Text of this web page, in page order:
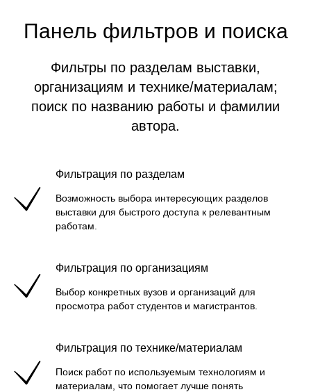
Панель фильтров и поиска
Фильтры по разделам выставки,
организациям и технике/материалам;
поиск по названию работы и фамилии
автора.
Фильтрация по разделам
Возможность выбора интересующих разделов
выставки для быстрого доступа к релевантным
работам.
Фильтрация по организациям
Выбор конкретных вузов и организаций для
просмотра работ студентов и магистрантов.
Фильтрация по технике/материалам
Поиск работ по используемым технологиям и
материалам, что помогает лучше понять